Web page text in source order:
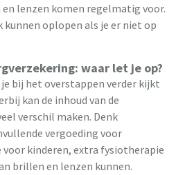
lenzen komen regelmatig voor.
oplopen als je er niet op
waar let je op?
bij het overstappen verder kijkt
kan de inhoud van de
verschil maken. Denk
vergoeding voor
kinderen, extra fysiotherapie
brillen en lenzen kunnen.